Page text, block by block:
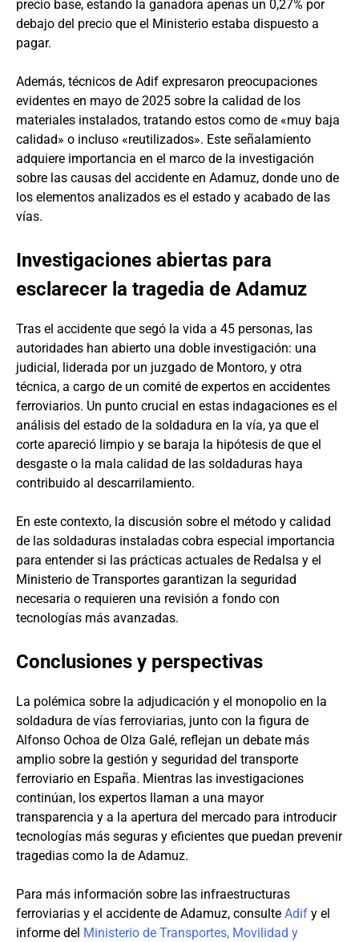
precio base, estando la ganadora apenas un 0,27% por
debajo del precio que el Ministerio estaba dispuesto a
pagar.
Además, técnicos de Adif expresaron preocupaciones
evidentes en mayo de 2025 sobre la calidad de los
materiales instalados, tratando estos como de «muy baja
calidad» o incluso «reutilizados». Este señalamiento
adquiere importancia en el marco de la investigación
sobre las causas del accidente en Adamuz, donde uno de
los elementos analizados es el estado y acabado de las
vías.
Investigaciones abiertas para
esclarecer la tragedia de Adamuz
Tras el accidente que segó la vida a 45 personas, las
autoridades han abierto una doble investigación: una
judicial, liderada por un juzgado de Montoro, y otra
técnica, a cargo de un comité de expertos en accidentes
ferroviarios. Un punto crucial en estas indagaciones es el
análisis del estado de la soldadura en la vía, ya que el
corte apareció limpio y se baraja la hipótesis de que el
desgaste o la mala calidad de las soldaduras haya
contribuido al descarrilamiento.
En este contexto, la discusión sobre el método y calidad
de las soldaduras instaladas cobra especial importancia
para entender si las prácticas actuales de Redalsa y el
Ministerio de Transportes garantizan la seguridad
necesaria o requieren una revisión a fondo con
tecnologías más avanzadas.
Conclusiones y perspectivas
La polémica sobre la adjudicación y el monopolio en la
soldadura de vías ferroviarias, junto con la figura de
Alfonso Ochoa de Olza Galé, reflejan un debate más
amplio sobre la gestión y seguridad del transporte
ferroviario en España. Mientras las investigaciones
continúan, los expertos llaman a una mayor
transparencia y a la apertura del mercado para introducir
tecnologías más seguras y eficientes que puedan prevenir
tragedias como la de Adamuz.
Para más información sobre las infraestructuras
ferroviarias y el accidente de Adamuz, consulte Adif y el
informe del Ministerio de Transportes, Movilidad y